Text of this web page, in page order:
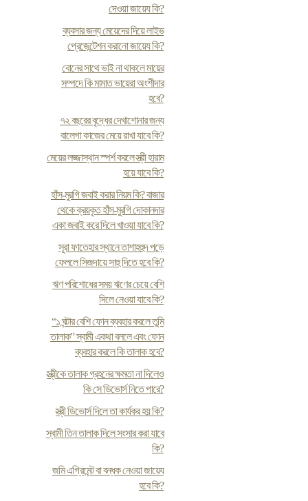
দেওয়া জায়েয কি?
ব্যবসার জন্য মেয়েদের দিয়ে লাইভ
প্রেজেন্টেশন করানো জায়েয কি?
বোনের সাথে ভাই না থাকলে মায়ের
সম্পদে কি মামাত ভায়েরা অংশীদার
হবে?
৭২ বছরের বৃদ্ধের দেখাশোনার জন্য
বালেগা কাজের মেয়ে রাখা যাবে কি?
মেয়ের লজ্জাস্থান স্পর্শ করলে স্ত্রী হারাম
হয়ে যাবে কি?
হাঁস-মুরগি জবাই করার নিয়ম কি? বাজার
থেকে ক্রয়কৃত হাঁস-মুরগি দোকানদার
একা জবাই করে দিলে খাওয়া যাবে কি?
সূরা ফাতেহার স্থানে তাশাহহুদ পড়ে
ফেললে সিজদায়ে সাহু দিতে হবে কি?
ঋণ পরিশোধের সময় ঋণের চেয়ে বেশি
দিলে নেওয়া যাবে কি?
“১ ঘন্টার বেশি ফোন ব্যবহার করলে তুমি
তালাক” স্বামী একথা বললে এবং ফোন
ব্যবহার করলে কি তালাক হবে?
স্ত্রীকে তালাক গ্রহনের ক্ষমতা না দিলেও
কি সে ডিভোর্স নিতে পারে?
স্ত্রী ডিভোর্স দিলে তা কার্যকর হয় কি?
স্বামী তিন তালাক দিলে সংসার করা যাবে
কি?
জমি এগ্রিমেন্ট বা বন্ধক নেওয়া জায়েয
হবে কি?